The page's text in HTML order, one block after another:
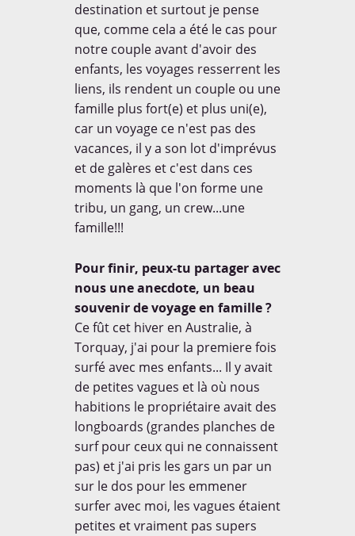
destination et surtout je pense
que, comme cela a été le cas pour
notre couple avant d'avoir des
enfants, les voyages resserrent les
liens, ils rendent un couple ou une
famille plus fort(e) et plus uni(e),
car un voyage ce n'est pas des
vacances, il y a son lot d'imprévus
et de galères et c'est dans ces
moments là que l'on forme une
tribu, un gang, un crew...une
famille!!!
Pour finir, peux-tu partager avec
nous une anecdote, un beau
souvenir de voyage en famille ?
Ce fût cet hiver en Australie, à
Torquay, j'ai pour la premiere fois
surfé avec mes enfants... Il y avait
de petites vagues et là où nous
habitions le propriétaire avait des
longboards (grandes planches de
surf pour ceux qui ne connaissent
pas) et j'ai pris les gars un par un
sur le dos pour les emmener
surfer avec moi, les vagues étaient
petites et vraiment pas supers